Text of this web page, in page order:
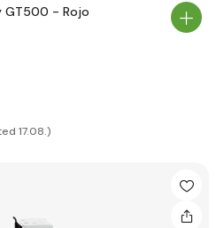
GT500 - Rojo
17.08.)